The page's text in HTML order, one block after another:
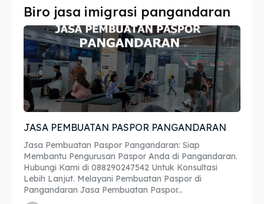
Imta
Legalisir
Apostille
Penerjemah
Asuransi
Blog
Imta
Legalisir
Apostille
Penerjemah
Asuransi
Blog
Biro jasa imigrasi pangandaran
JASA PEMBUATAN PASPOR PANGANDARAN
Jasa Pembuatan Paspor Pangandaran: Siap
Membantu Pengurusan Paspor Anda di Pangandaran.
Hubungi Kami di 088290247542 Untuk Konsultasi
Lebih Lanjut. Melayani Pembuatan Paspor di
Pangandaran Jasa Pembuatan Paspor...